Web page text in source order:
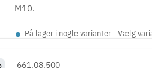
M10.
• På lager i nogle varianter - Vælg
661.08.500